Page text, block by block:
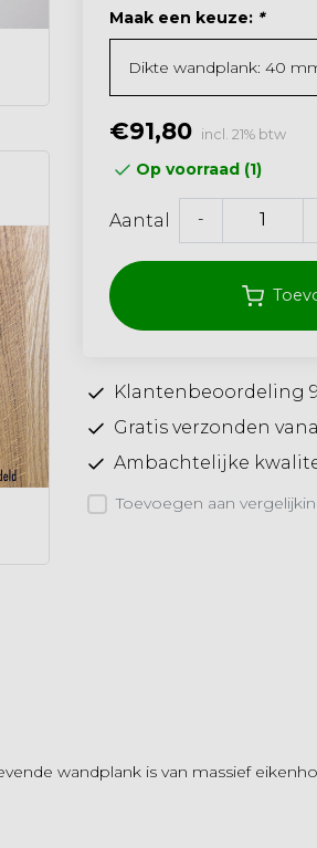
Maak een keuze: *
€91,80 incl. 21% btw
Op voorraad (1)
Aantal -
Klantenbeoordeling
Gratis verzonden
Ambachtelijke
Toevoegen aan
wandplank is van massief